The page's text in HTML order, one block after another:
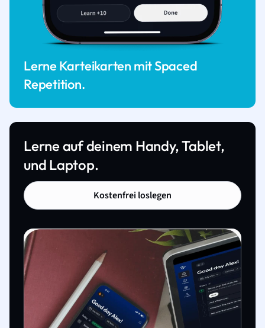
Lerne Karteikarten mit Spaced
Repetition.
Lerne auf deinem Handy, Tablet,
und Laptop.
Kostenfrei loslegen